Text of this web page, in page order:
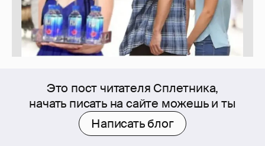
Это пост читателя Сплетника,
начать писать на сайте можешь и ты
Написать блог